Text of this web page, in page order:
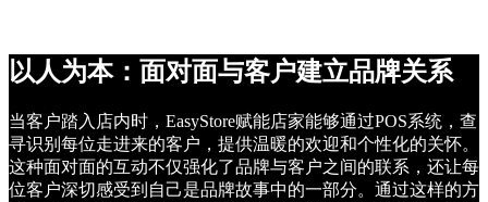
以人为本：面对面与客户建立品牌关系
当客户踏入店内时，EasyStore赋能店家能够通过POS系统，查
寻识别每位走进来的客户，提供温暖的欢迎和个性化的关怀。
这种面对面的互动不仅强化了品牌与客户之间的联系，还让每
位客户深切感受到自己是品牌故事中的一部分。通过这样的方